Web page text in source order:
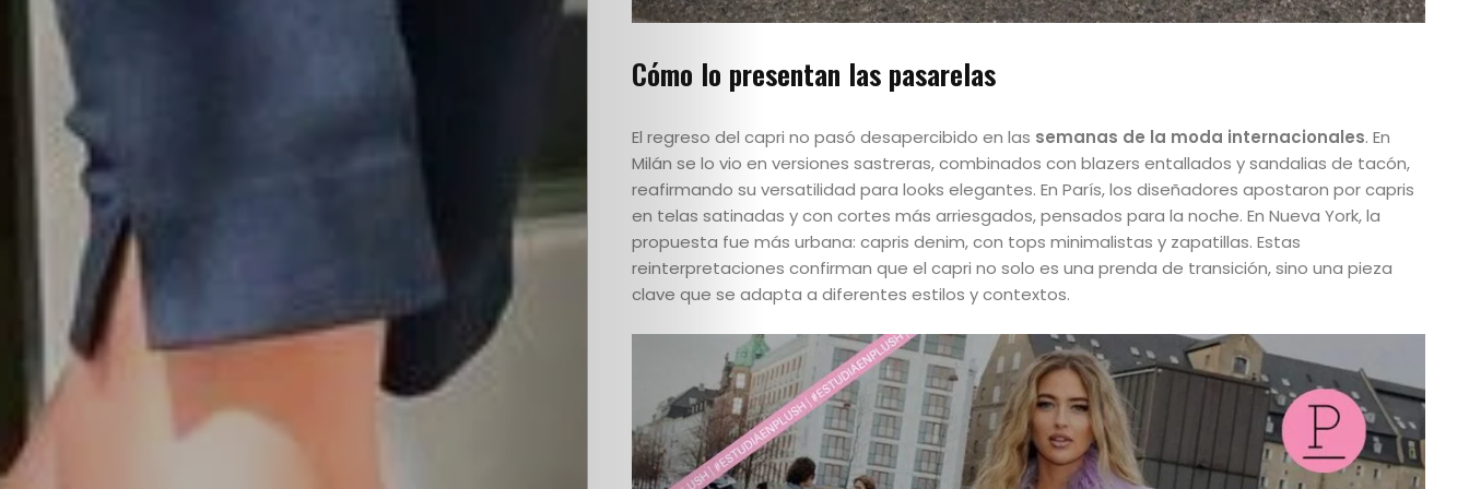
Escuela
Creativos
destacados
Cómo lo presentan las pasarelas
El regreso del capri no pasó desapercibido en las semanas de la moda internacionales. En
Milán se lo vio en versiones sastreras, combinados con blazers entallados y sandalias de tacón,
reafirmando su versatilidad para looks elegantes. En París, los diseñadores apostaron por capris
en telas satinadas y con cortes más arriesgados, pensados para la noche. En Nueva York, la
propuesta fue más urbana: capris denim, con tops minimalistas y zapatillas. Estas
reinterpretaciones confirman que el capri no solo es una prenda de transición, sino una pieza
clave que se adapta a diferentes estilos y contextos.